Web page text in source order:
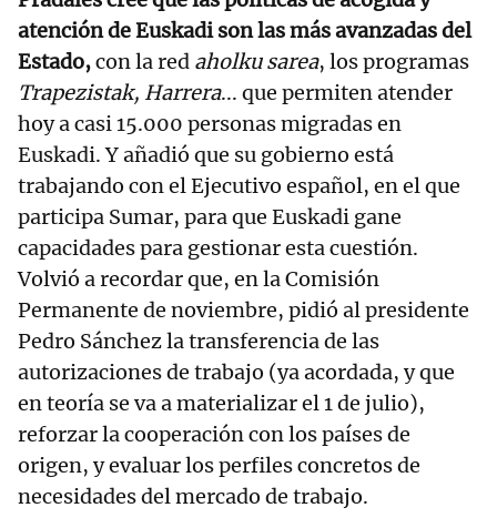
atención de Euskadi son las más avanzadas del
Estado,con la red aholku sarea, los programas
Trapezistak, Harrera... que permiten atender
hoy a casi 15.000 personas migradas en
Euskadi. Y añadió que su gobierno está
trabajando con el Ejecutivo español, en el que
participa Sumar, para que Euskadi gane
capacidades para gestionar esta cuestión.
Volvió a recordar que, en la Comisión
Permanente de noviembre, pidió al presidente
Pedro Sánchez la transferencia de las
autorizaciones de trabajo (ya acordada, y que
en teoría se va a materializar el 1 de julio),
reforzar la cooperación con los países de
origen, y evaluar los perfiles concretos de
necesidades del mercado de trabajo.